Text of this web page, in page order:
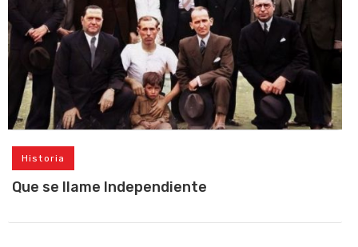
Historia
Que se llame Independiente